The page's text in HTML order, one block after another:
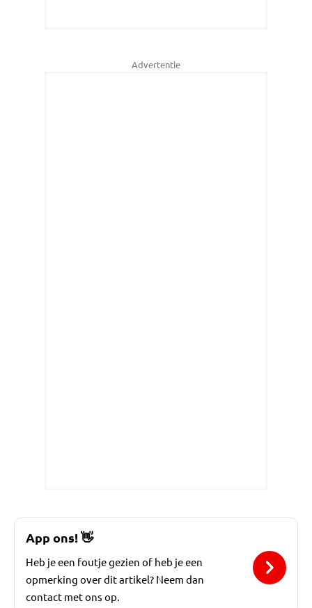
Advertentie
App ons!👋
Heb je een foutje gezien of heb je een
opmerking over dit artikel? Neem dan
contact met ons op.